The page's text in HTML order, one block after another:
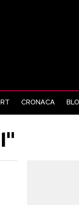
CRONACA